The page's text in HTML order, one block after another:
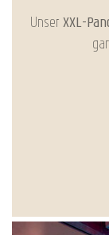
Unser XXL-